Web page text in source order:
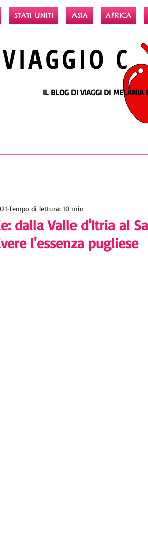
STATI UNITI ASIA AFRICA
VIAGGIO C
IL BLOG DI VIAGGI DI MELANIA
dalla Valle d'Itria al
l'essenza pugliese
Tempo di lettura: 10 min